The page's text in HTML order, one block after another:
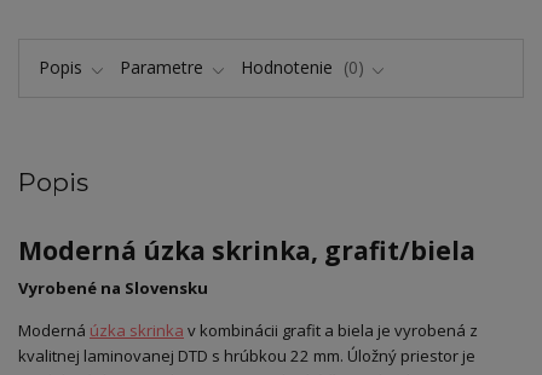
Popis Parametre Hodnotenie 0
Popis
Moderná úzka skrinka, grafit/biela
Vyrobené na Slovensku
Moderná úzka skrinka v kombinácii grafit a biela je vyrobená z
kvalitnej laminovanej DTD s hrúbkou 22 mm. Úložný priestor je